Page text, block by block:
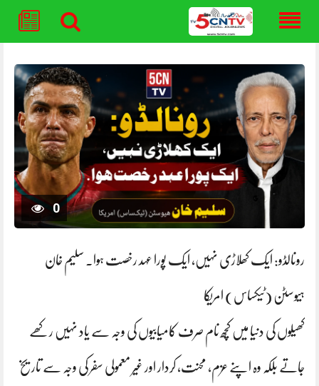
content
0
رونالڈو: ایک کھلاڑی نہیں، ایک پورا عہد رخصت ہوا. سلیم خان
ہیوسٹن (ٹیکساس) امریکا
کھیلوں کی دنیا میں کچھ نام صرف کامیابیوں کی وجہ سے یاد نہیں رکھے
جاتے بلکہ وہ اپنے عزم، محنت، کردار اور غیر معمولی سفر کی وجہ سے تاریخ